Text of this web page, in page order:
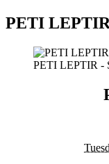
PETI
PETI LEPTIR -